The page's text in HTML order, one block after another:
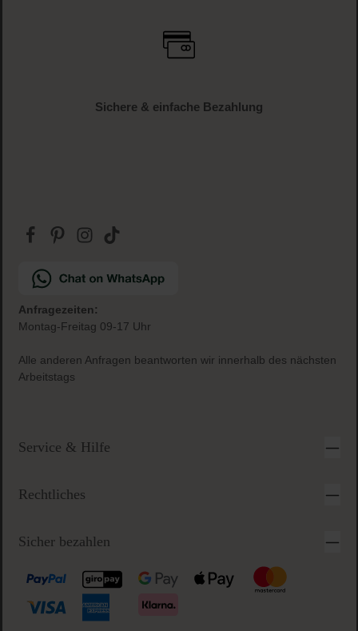
Sichere & einfache Bezahlung
Anfragezeiten:
Montag-Freitag 09-17 Uhr
Alle anderen Anfragen beantworten wir innerhalb des nächsten
Arbeitstags
Service & Hilfe
Rechtliches
Sicher bezahlen